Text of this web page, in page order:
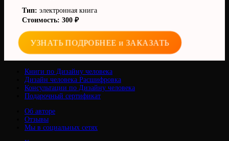
Тип: электронная книга
Стоимость: 300 ₽
УЗНАТЬ ПОДРОБНЕЕ и ЗАКАЗАТЬ
Книги по Дизайну человека
Дизайн человека Расшифровка
Консультации по Дизайну человека
Подарочный сертификат
Об авторе
Отзывы
Мы в социальных сетях